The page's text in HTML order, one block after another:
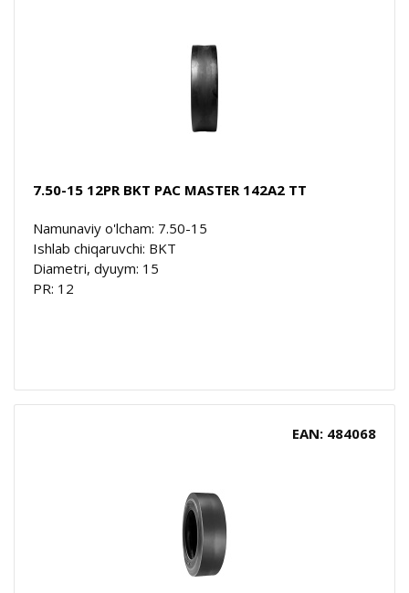
7.50-15 12PR BKT PAC MASTER 142A2 TT
Namunaviy o'lcham: 7.50-15
Ishlab chiqaruvchi: BKT
Diametri, dyuym: 15
PR: 12
EAN: 484068